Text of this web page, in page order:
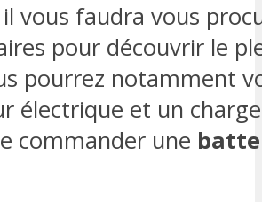
vous faudra vous
pour découvrir le
pourrez notamment
électrique et un
commander une